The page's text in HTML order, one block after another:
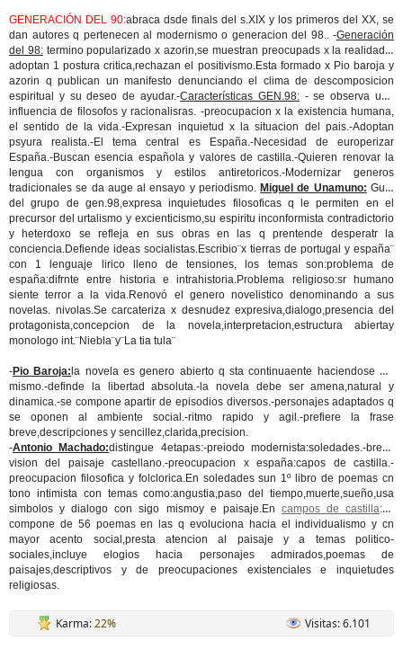
GENERACIÓN DEL 90:abraca dsde finals del s.XIX y los primeros del XX, se
dan autores q pertenecen al modernismo o generacion del 98.. -Generación
del 98:termino popularizado x azorin,se muestran preocupads x la realidad y
adoptan 1 postura critica,rechazan el positivismo.Esta formado x Pio baroja y
azorin q publican un manifesto denunciando el clima de descomposicion
espiritual y su deseo de ayudar.-Características GEN.98:- se observa una
influencia de filosofos y racionalisras. -preocupacion x la existencia humana,
el sentido de la vida.-Expresan inquietud x la situacion del pais.-Adoptan
psyura realista.-El tema central es España.-Necesidad de europerizar
España.-Buscan esencia española y valores de castilla.-Quieren renovar la
lengua con organismos y estilos antiretoricos.-Modernizar generos
tradicionales se da auge al ensayo y periodismo. Miguel de Unamuno: Guia
del grupo de gen.98,expresa inquietudes filosoficas q le permiten en el
precursor del urtalismo y excienticismo,su espiritu inconformista contradictorio
y heterdoxo se refleja en sus obras en las q prentende desperatr la
conciencia.Defiende ideas socialistas.Escribio¨x tierras de portugal y españa¨
con 1 lenguaje lirico lleno de tensiones, los temas son:problema de
españa:difrnte entre historia e intrahistoria.Problema religioso:sr humano
siente terror a la vida.Renovó el genero novelistico denominando a sus
novelas. nivolas.Se carcateriza x desnudez expresiva,dialogo,presencia del
protagonista,concepcion de la novela,interpretacion,estructura abiertay
monologo int.¨Niebla¨y¨La tia tula¨
-Pio Baroja: la novela es genero abierto q sta continuaente haciendose asi
mismo.-definde la libertad absoluta.-la novela debe ser amena,natural y
dinamica.-se compone apartir de episodios diversos.-personajes adaptados q
se oponen al ambiente social.-ritmo rapido y agil.-prefiere la frase
breve,descripciones y sencillez,clarida,precision.
-Antonio Machado:distingue 4etapas:-preiodo modernista:soledades.-breve
vision del paisaje castellano.-preocupacion x españa:capos de castilla.-
preocupacion filosofica y folclorica.En soledades sun 1º libro de poemas cn
tono intimista con temas como:angustia,paso del tiempo,muerte,sueño,usa
simbolos y dialogo con sigo mismoy e paisaje.En campos de castilla:se
compone de 56 poemas en las q evoluciona hacia el individualismo y cn
mayor acento social,presta atencion al paisaje y a temas politico-
sociales,incluye elogios hacia personajes admirados,poemas de
paisajes,descriptivos y de preocupaciones existenciales e inquietudes
religiosas.
Karma:22% Visitas: 6.101